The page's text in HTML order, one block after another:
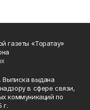
газеты «Торатау»
Выписка выдана
в сфере связи,
коммуникаций по
г.